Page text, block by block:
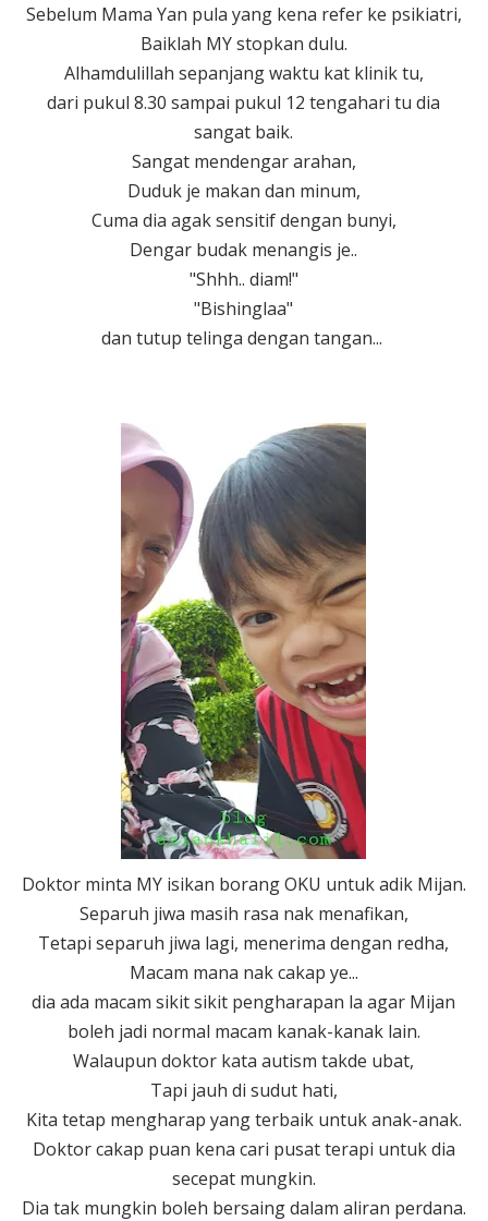
Sebelum Mama Yan pula yang kena refer ke psikiatri,
Baiklah MY stopkan dulu.
Alhamdulillah sepanjang waktu kat klinik tu,
dari pukul 8.30 sampai pukul 12 tengahari tu dia
sangat baik.
Sangat mendengar arahan,
Duduk je makan dan minum,
Cuma dia agak sensitif dengan bunyi,
Dengar budak menangis je..
"Shhh.. diam!"
"Bishinglaa"
dan tutup telinga dengan tangan...
Doktor minta MY isikan borang OKU untuk adik Mijan.
Separuh jiwa masih rasa nak menafikan,
Tetapi separuh jiwa lagi, menerima dengan redha,
Macam mana nak cakap ye...
dia ada macam sikit sikit pengharapan la agar Mijan
boleh jadi normal macam kanak-kanak lain.
Walaupun doktor kata autism takde ubat,
Tapi jauh di sudut hati,
Kita tetap mengharap yang terbaik untuk anak-anak.
Doktor cakap puan kena cari pusat terapi untuk dia
secepat mungkin.
Dia tak mungkin boleh bersaing dalam aliran perdana.